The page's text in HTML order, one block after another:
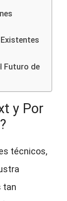
Futuro de
y Por
técnicos,
tan